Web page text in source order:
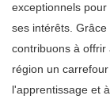
exceptionnels pour
ses intérêts.
contribuons à offrir
région un
l'apprentissage et